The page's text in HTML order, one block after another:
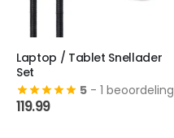
Laptop / Tablet Snellader
Set
5 - 1 beoordeling
119.99